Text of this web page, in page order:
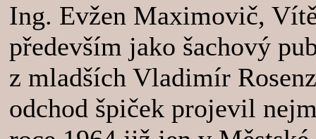
Ing. Evžen Maximovič,
především jako šachový
z mladších Vladimír
odchod špiček projevil